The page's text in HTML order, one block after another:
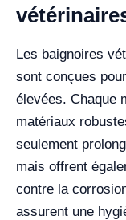
Les baignoires
sont conçues
élevées. Chaque
matériaux
seulement
mais offrent
contre la
assurent une